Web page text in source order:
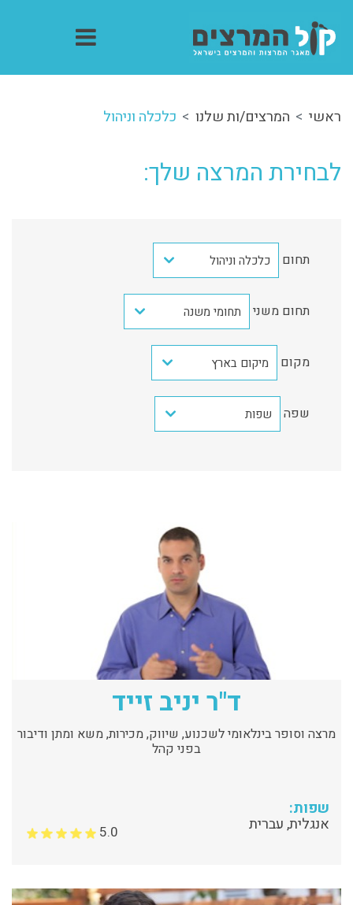
ראשי המרצים/ות שלנו כלכלה וניהול
לבחירת המרצה שלך:
תחום כלכלה וניהול
תחום משני תחומי משנה
מקום מיקום בארץ
שפה שפות
ד"ר יניב זייד
מרצה וסופר בינלאומי לשכנוע, שיווק, מכירות, משא ומתן ודיבור
בפני קהל
שפות:
אנגלית, עברית 5.0